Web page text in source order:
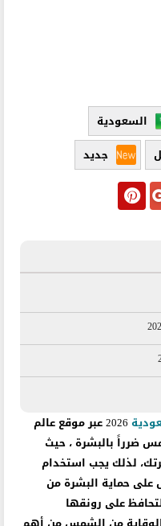
السعودية
جديد
2026 عبر موقع عالم
ضرراً بالبشرة ، حيث
لذلك يجب استخدام
حماية البشرة من
على رونقها